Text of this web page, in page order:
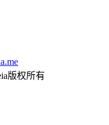
版权所有